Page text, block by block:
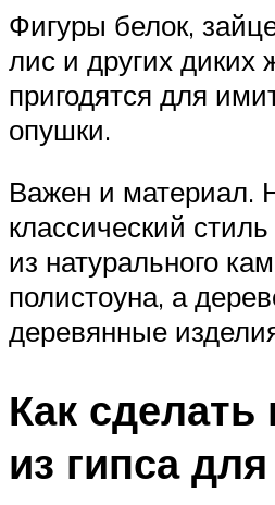
Фигуры белок,
лис и других диких
пригодятся для
опушки.
Важен и материал.
классический
из натурального
полистоуна, а
деревянные
Как сделать
из гипса